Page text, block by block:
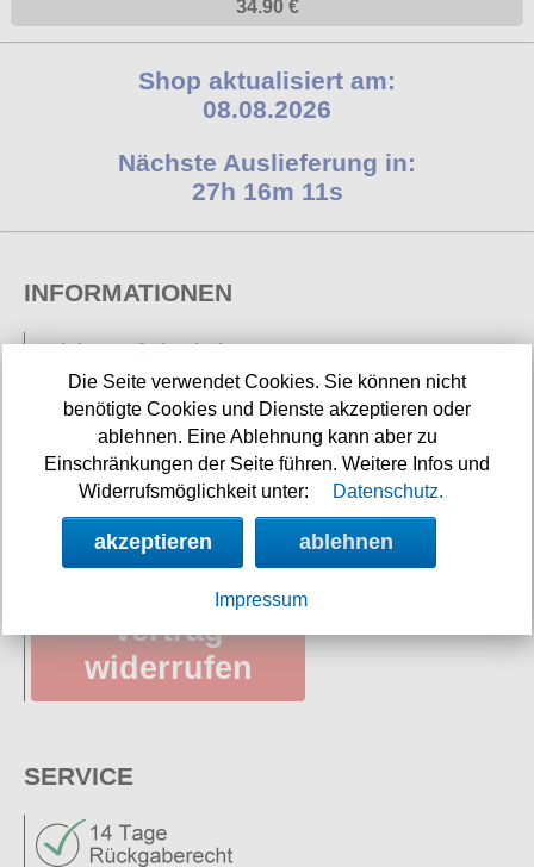
34.90 €
Shop aktualisiert am:
08.08.2026
Nächste Auslieferung in:
27h 16m 10s
INFORMATIONEN
Widerrufsbelehrung
Impressum/Kontakt
Versandkosten
Datenschutz
AGB
Vertrag
widerrufen
SERVICE
Die Seite verwendet Cookies. Sie können nicht
benötigte Cookies und Dienste akzeptieren oder
ablehnen. Eine Ablehnung kann aber zu
Einschränkungen der Seite führen. Weitere Infos und
Widerrufsmöglichkeit unter:
Datenschutz.
akzeptieren ablehnen
Impressum